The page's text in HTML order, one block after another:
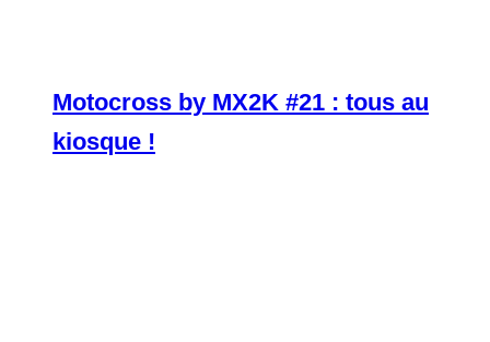
Motocross by MX2K #21 : tous au
kiosque !